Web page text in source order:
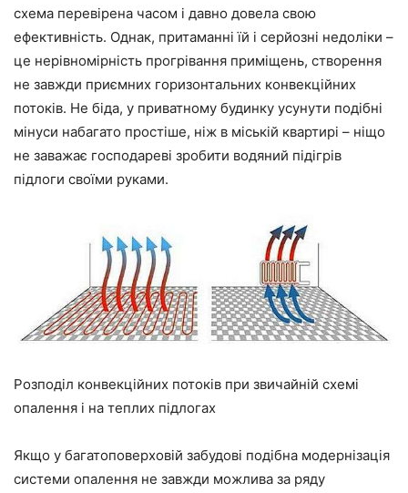
схема перевірена часом і давно довела свою
ефективність. Однак, притаманні їй і серйозні недоліки –
це нерівномірність прогрівання приміщень, створення
не завжди приємних горизонтальних конвекційних
потоків. Не біда, у приватному будинку усунути подібні
мінуси набагато простіше, ніж в міській квартирі – ніщо
не заважає господареві зробити водяний підігрів
підлоги своїми руками.
Розподіл конвекційних потоків при звичайній схемі
опалення і на теплих підлогах
Якщо у багатоповерховій забудові подібна модернізація
системи опалення не завжди можлива за ряду